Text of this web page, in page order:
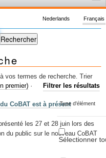
Français
Nederlands
vos termes de recherche.
Filtrer les résultats
Type d'élément
Sélectionner
Trier
premier) ·
CoBAT est à présent
les 27 et 28 juin lors des
du public sur le nouveau CoBAT